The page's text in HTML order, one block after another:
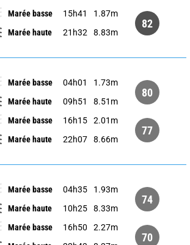
Marée basse 15h41
1.87m
Marée haute
21h32 8.83m
82
Marée basse 04h01
1.73m
Marée haute
09h51 8.51m
80
Marée basse 16h15
2.01m
Marée haute
22h07 8.66m
77
Marée basse 04h35
1.93m
Marée haute
10h25 8.33m
74
Marée basse 16h50
2.27m
70